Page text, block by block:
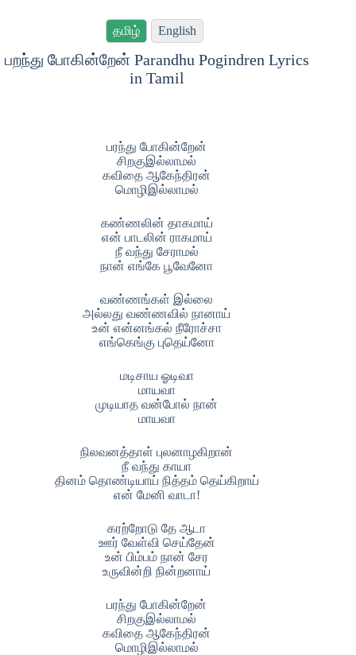
தமிழ் English
பறந்து போகின்றேன் Parandhu Pogindren Lyrics
in Tamil
பரந்து போகின்றேன்
சிறகுஇல்லாமல்
கவிதை ஆகேந்திரன்
மொழிஇல்லாமல்
கண்ணலின் தாகமாய்
என் பாடலின் ராகமாய்
நீ வந்து சேராமல்
நான் எங்கே பூவேனோ
வண்ணங்கள் இல்லை
அல்லது வண்ணவில் நானாய்
உன் என்னங்கல் நீரோச்சா
எங்கெங்கு புதெய்னோ
மடிசாய ஓடிவா
மாயவா
முடியாத வன்போல் நான்
மாயவா
நிலவனத்தாள் புலனாழகிறான்
நீ வந்து காயா
தினம் தொண்டியாய் நித்தம் தெய்கிறாய்
என் மேனி வாடா!
கரற்றோடு தே ஆடா
ஊர் வேள்வி செய்தேன்
உன் பிம்பம் நான் சேர
உருவின்றி நின்றனாய்
பரந்து போகின்றேன்
சிறகுஇல்லாமல்
கவிதை ஆகேந்திரன்
மொழிஇல்லாமல்